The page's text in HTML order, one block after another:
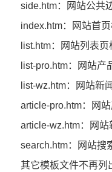
side.htm：网站公共
index.htm：网站首
list.htm：网站列表
list-pro.htm：网站产
list-wz.htm：网站新
article-pro.htm：网
article-wz.htm：网
search.htm：网站搜
其它模板文件不再列